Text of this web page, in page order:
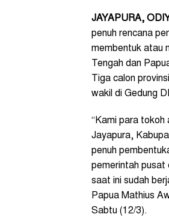
JAYAPURA,
penuh rencana
membentuk atau
Tengah dan
Tiga calon
wakil di Gedung
“Kami para tokoh
Jayapura,
penuh
pemerintah pusat
saat ini sudah
Papua Mathius
Sabtu (12/3).